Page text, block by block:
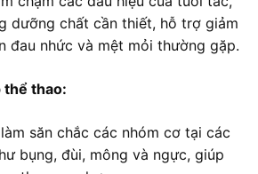
dưỡng chất cần thiết, hỗ trợ giảm
đau nhức và mệt mỏi thường gặp.
thể thao:
săn chắc các nhóm cơ tại các
bụng, đùi, mông và ngực, giúp